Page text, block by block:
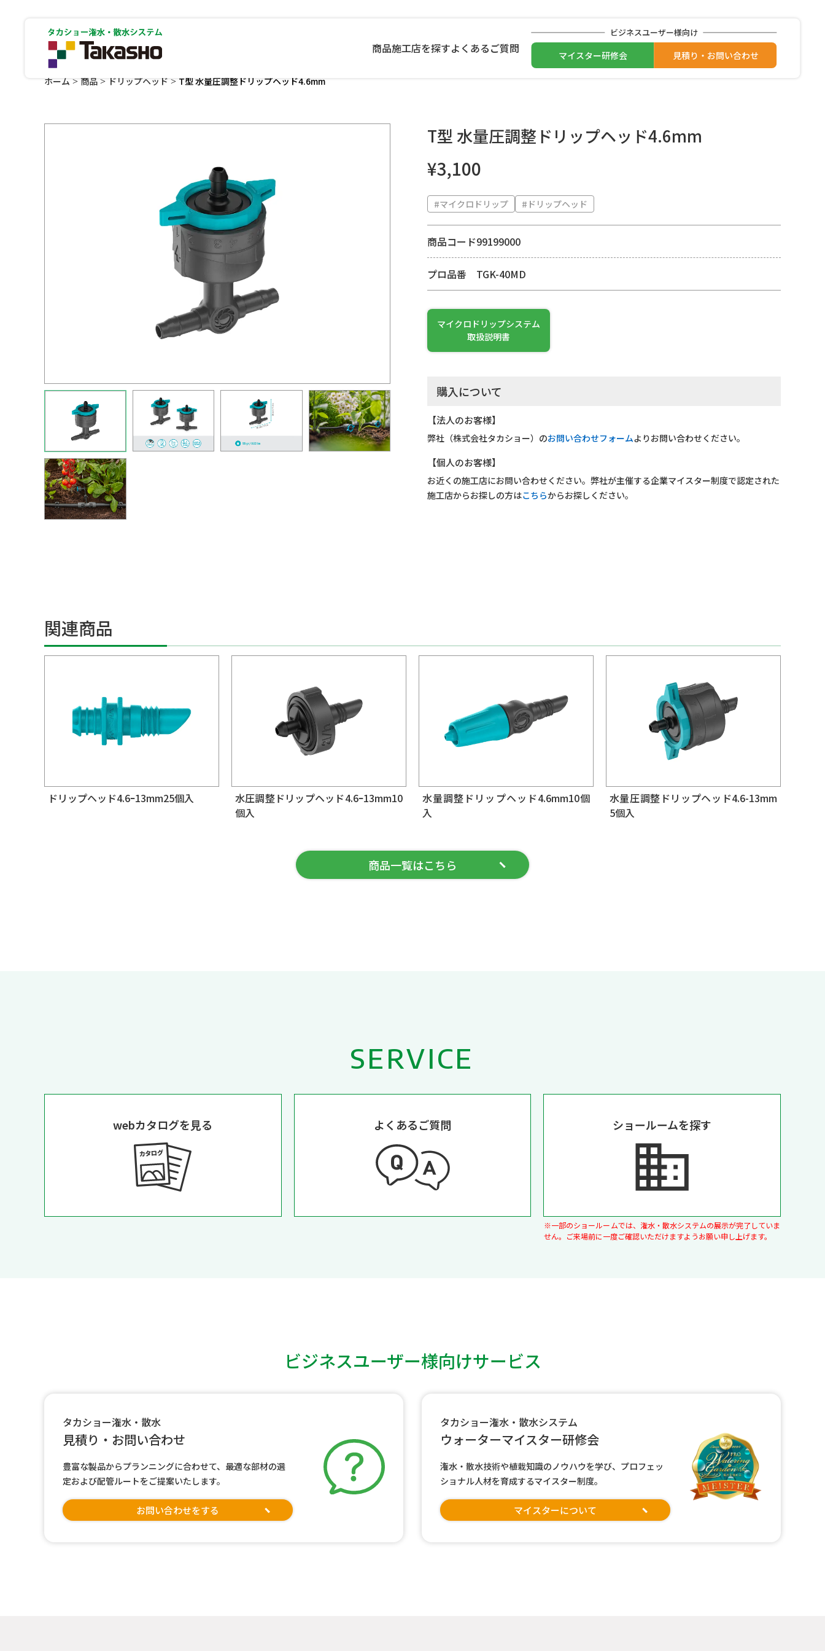
商品施工店を探すよくあるご質問
ビジネスユーザー様向け
マイスター研修会 見積り・お問い合わせ
ホーム > 商品 > ドリップヘッド > T型 水量圧調整ドリップヘッド4.6mm
T型 水量圧調整ドリップヘッド4.6mm
¥3,100
#マイクロドリップ #ドリップヘッド
商品コード99199000
プロ品番 TGK-40MD
マイクロドリップシステム
取扱説明書
購入について
【法人のお客様】
弊社（株式会社タカショー）のお問い合わせフォームよりお問い合わせください。
【個人のお客様】
お近くの施工店にお問い合わせください。弊社が主催する企業マイスター制度で認定された
施工店からお探しの方はこちらからお探しください。
関連商品
ドリップヘッド4.6ｰ13mm25個入
水圧調整ドリップヘッド4.6ｰ13mm10
個入
水量調整ドリップヘッド4.6mm10個
入
水量圧調整ドリップヘッド4.6-13mm
5個入
商品一覧はこちら
SERVICE
webカタログを見る よくあるご質問 ショールームを探す
※一部のショールームでは、潅水・散水システムの展示が完了していま
せん。ご来場前に一度ご確認いただけますようお願い申し上げます。
ビジネスユーザー様向けサービス
タカショー潅水・散水
見積り・お問い合わせ
豊富な製品からプランニングに合わせて、最適な部材の選
定および配管ルートをご提案いたします。
お問い合わせをする
タカショー潅水・散水システム
ウォーターマイスター研修会
潅水・散水技術や植栽知識のノウハウを学び、プロフェッ
ショナル人材を育成するマイスター制度。
マイスターについて